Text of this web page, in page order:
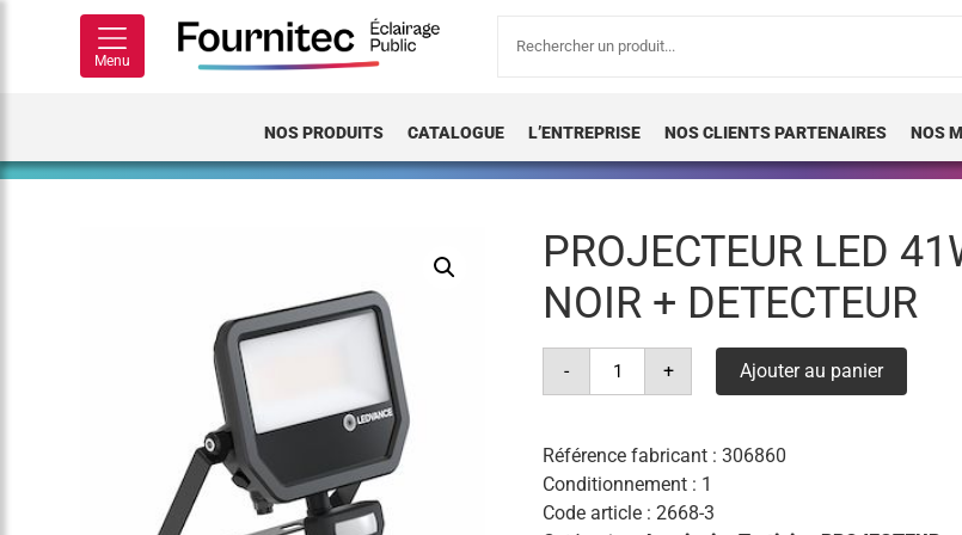
Menu
pour :
NOS PRODUITS CATALOGUE L’ENTREPRISE NOS CLIENTS PARTENAIRES NOS
PROJECTEUR LED
NOIR + DETECTEUR
-
quantité
projecteur
3°k
ip65
ik07
6000lm
noir
+ Ajouter au panier
Référence fabricant :306860
Conditionnement : 1
Code article :2668-3